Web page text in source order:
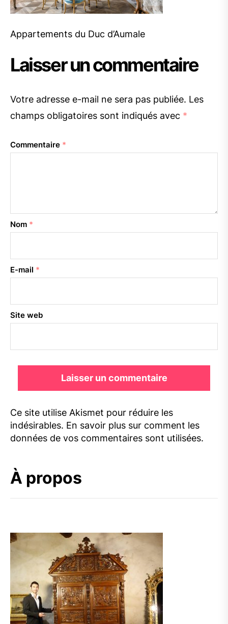
Appartements du Duc d’Aumale
Laisser un commentaire
Votre adresse e-mail ne sera pas publiée. Les
champs obligatoires sont indiqués avec *
Commentaire *
Nom *
E-mail *
Site web
Ce site utilise Akismet pour réduire les
indésirables. En savoir plus sur comment les
données de vos commentaires sont utilisées.
À propos